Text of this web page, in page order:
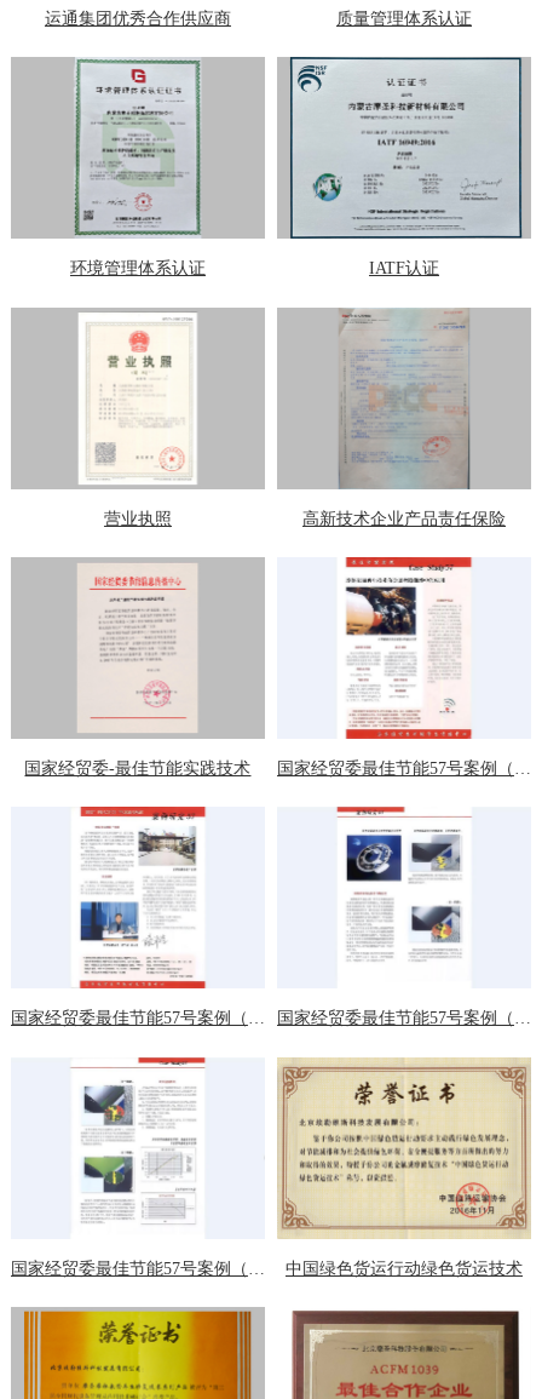
运通集团优秀合作供应商 质量管理体系认证
环境管理体系认证 IATF认证
营业执照 高新技术企业产品责任保险
国家经贸委-最佳节能实践技术
国家经贸委最佳节能57号案例（二） 国家经贸委最佳节能57号案例（三）
中国绿色货运行动绿色货运技术